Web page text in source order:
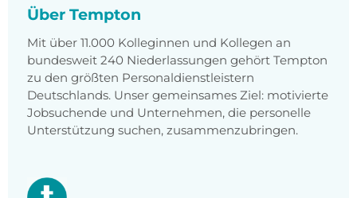
Über Tempton
Mit über 11.000 Kolleginnen und Kollegen an
bundesweit 240 Niederlassungen gehört Tempton
zu den größten Personaldienstleistern
Deutschlands. Unser gemeinsames Ziel: motivierte
Jobsuchende und Unternehmen, die personelle
Unterstützung suchen, zusammenzubringen.